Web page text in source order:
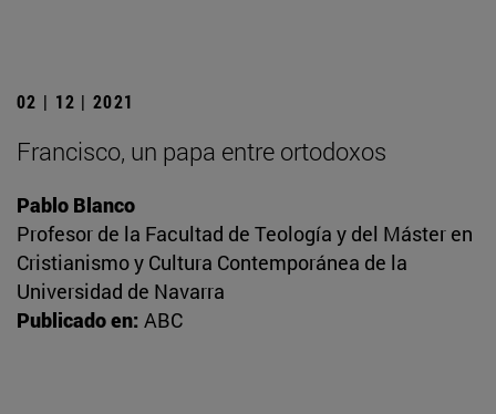
02 | 12 | 2021
Francisco, un papa entre ortodoxos
Pablo Blanco
Profesor de la Facultad de Teología y del Máster en
Cristianismo y Cultura Contemporánea de la
Universidad de Navarra
Publicado en: ABC